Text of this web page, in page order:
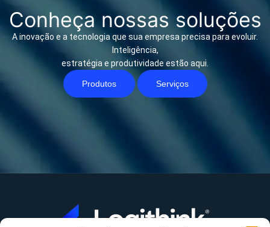
Conheça nossas soluções
A inovação e a tecnologia que sua empresa precisa para evoluir.
Inteligência,
estratégia e produtividade estão aqui.
Produtos Serviços